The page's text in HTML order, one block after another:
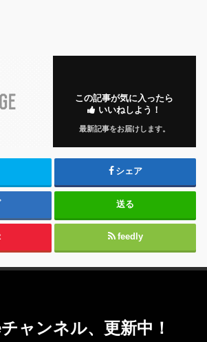
この記事が気に入ったら
いいねしよう！
最新記事をお届けします。
シェア
送る
feedly
ャンネル、更新中！